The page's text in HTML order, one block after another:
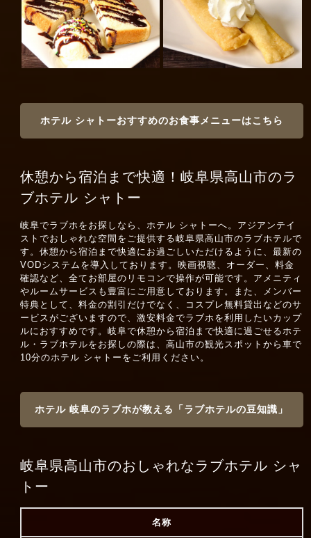
ホテル シャトーおすすめのお食事メニューはこちら
休憩から宿泊まで快適！岐阜県高山市のラ
ブホテル シャトー
岐阜でラブホをお探しなら、ホテル シャトーへ。アジアンテイ
ストでおしゃれな空間をご提供する岐阜県高山市のラブホテルで
す。休憩から宿泊まで快適にお過ごしいただけるように、最新の
VODシステムを導入しております。映画視聴、オーダー、料金
確認など、全てお部屋のリモコンで操作が可能です。アメニティ
やルームサービスも豊富にご用意しております。また、メンバー
特典として、料金の割引だけでなく、コスプレ無料貸出などのサ
ービスがございますので、激安料金でラブホを利用したいカップ
ルにおすすめです。岐阜で休憩から宿泊まで快適に過ごせるホテ
ル・ラブホテルをお探しの際は、高山市の観光スポットから車で
10分のホテル シャトーをご利用ください。
ホテル 岐阜のラブホが教える「ラブホテルの豆知識」
岐阜県高山市のおしゃれなラブホテル シャ
トー
名称